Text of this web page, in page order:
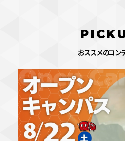
おススメのコン